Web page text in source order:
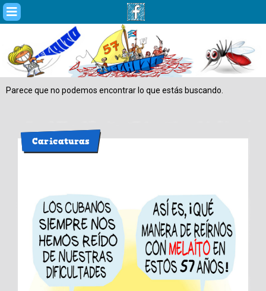
Saltar
al
Parece que no podemos encontrar lo que estás buscando.
Caricaturas